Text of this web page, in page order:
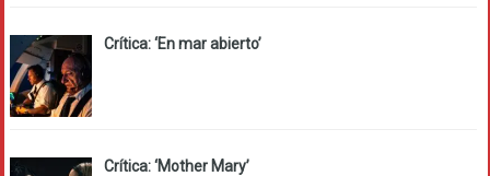
Crítica: ‘En mar abierto’
Crítica: ‘Mother Mary’